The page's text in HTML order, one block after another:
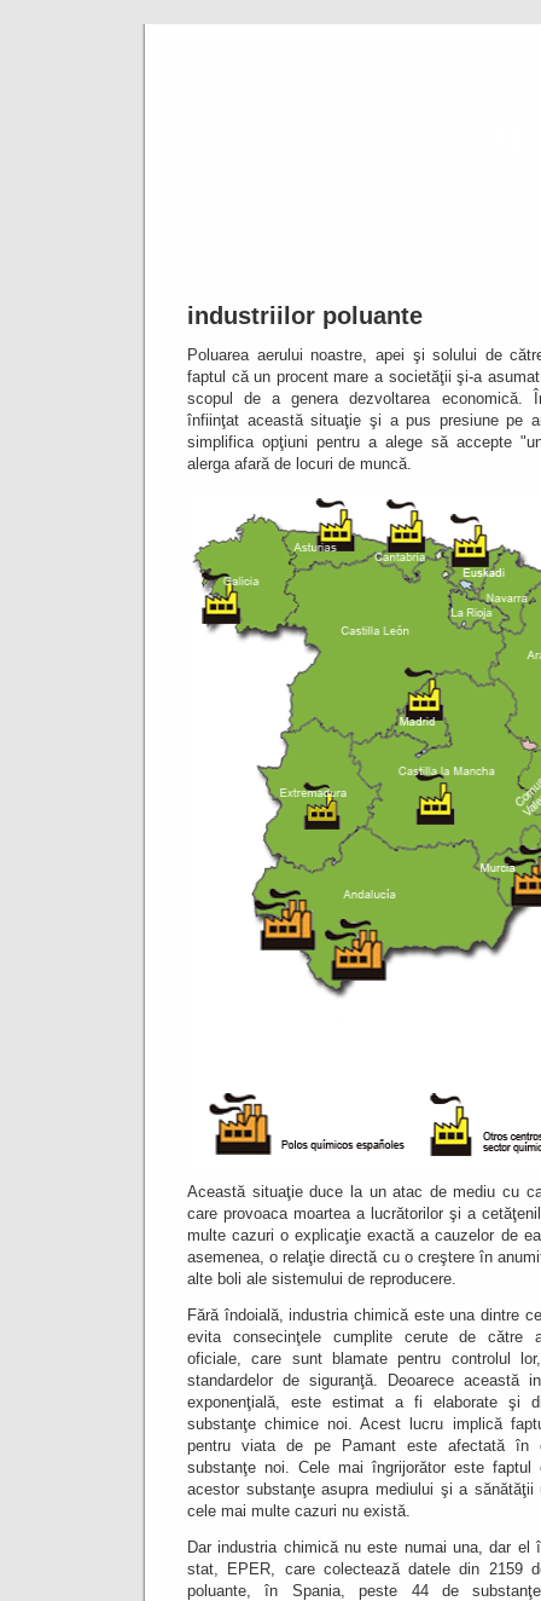
industriilor poluante
Poluarea aerului noastre, apei şi solului de
faptul că un procent mare a societăţii şi-a
scopul de a genera dezvoltarea economică.
înfiinţat această situaţie şi a pus presiune pe
simplifica opţiuni pentru a alege să accepte
alerga afară de locuri de muncă.
Această situaţie duce la un atac de mediu cu
care provoaca moartea a lucrătorilor şi a
multe cazuri o explicaţie exactă a cauzelor de
asemenea, o relaţie directă cu o creştere în
alte boli ale sistemului de reproducere.
Fără îndoială, industria chimică este una dintre
evita consecinţele cumplite cerute de către
oficiale, care sunt blamate pentru controlul
standardelor de siguranţă.
Deoarece această
exponenţială, este estimat a fi elaborate şi
substanţe chimice noi. Acest lucru implică
pentru viata de pe Pamant este afectată în
substanţe noi. Cele mai îngrijorător este faptul
acestor substanţe asupra mediului şi a
cele mai multe cazuri nu există.
Dar industria chimică nu este numai una, dar el
stat, EPER, care colectează datele din 2159
poluante, în Spania, peste 44 de substanţe